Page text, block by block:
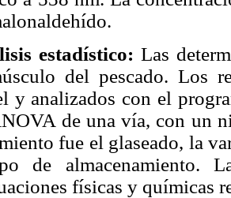
estadístico: Las
del pescado. Los
y analizados con el
de una vía, con un
fue el glaseado, la
de almacenamiento.
físicas y químicas